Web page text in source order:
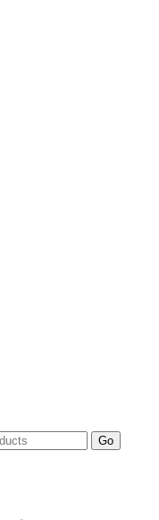
Go